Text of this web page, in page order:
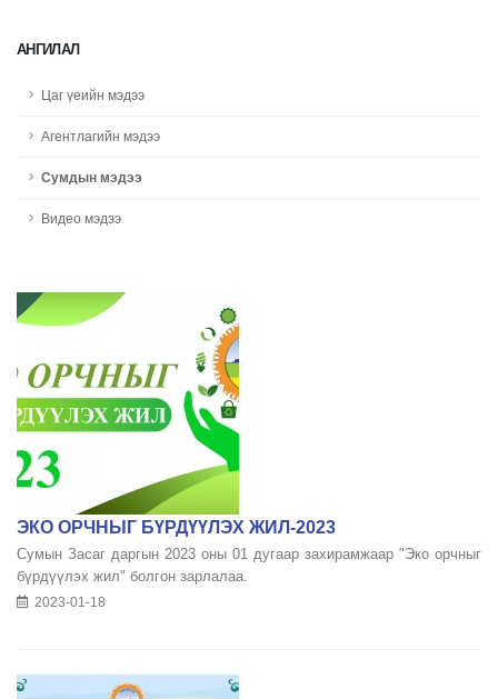
АНГИЛАЛ
Цаг үеийн мэдээ
Агентлагийн мэдээ
Сумдын мэдээ
Видео мэдээ
ЭКО ОРЧНЫГ БҮРДҮҮЛЭХ ЖИЛ-2023
Сумын Засаг даргын 2023 оны 01 дугаар захирамжаар "Эко орчныг
бүрдүүлэх жил" болгон зарлалаа.
2023-01-18